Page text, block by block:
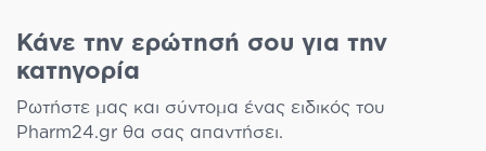
Κάνε την ερώτησή σου για την
κατηγορία
Ρωτήστε μας και σύντομα ένας ειδικός του
Pharm24.gr θα σας απαντήσει.